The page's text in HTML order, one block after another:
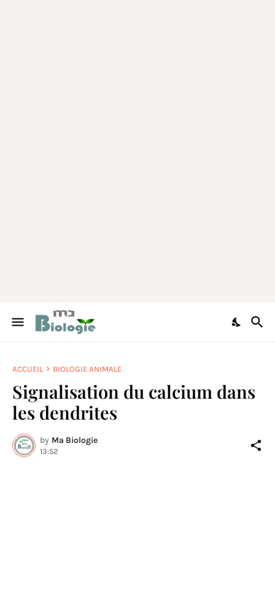
ACCUEIL BIOLOGIE ANIMALE
Signalisation du calcium dans
les dendrites
by Ma Biologie
13:52